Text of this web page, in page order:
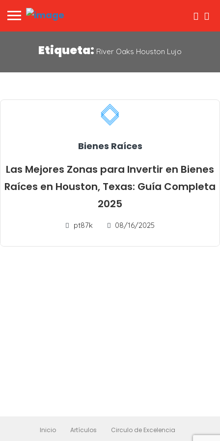
Etiqueta: River Oaks Houston Lujo
Bienes Raíces
Las Mejores Zonas para Invertir en Bienes
Raíces en Houston, Texas: Guía Completa
2025
pt87k 08/16/2025
Inicio Artículos Circulo de Excelencia